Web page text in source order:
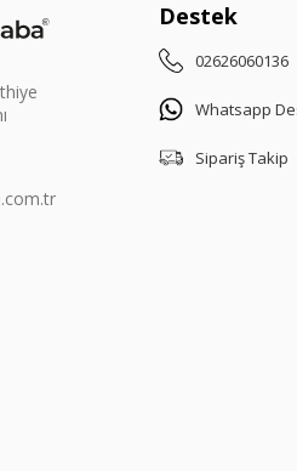
Destek
02626060136
Whatsapp
Sipariş Takip